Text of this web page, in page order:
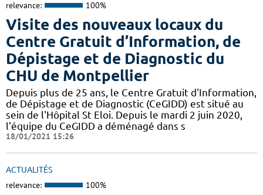
relevance: 100%
Visite des nouveaux locaux du
Centre Gratuit d’Information, de
Dépistage et de Diagnostic du
CHU de Montpellier
Depuis plus de 25 ans, le Centre Gratuit d'Information,
de Dépistage et de Diagnostic (CeGIDD) est situé au
sein de l'Hôpital St Eloi. Depuis le mardi 2 juin 2020,
l'équipe du CeGIDD a déménagé dans s
18/01/2021 15:26
ACTUALITÉS
relevance: 100%